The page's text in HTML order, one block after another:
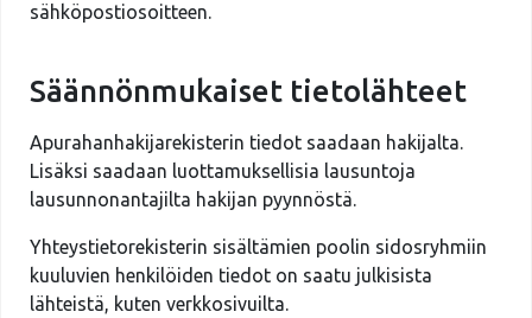
sähköpostiosoitteen.
Säännönmukaiset tietolähteet
Apurahanhakijarekisterin tiedot saadaan hakijalta.
Lisäksi saadaan luottamuksellisia lausuntoja
lausunnonantajilta hakijan pyynnöstä.
Yhteystietorekisterin sisältämien poolin sidosryhmiin
kuuluvien henkilöiden tiedot on saatu julkisista
lähteistä, kuten verkkosivuilta.